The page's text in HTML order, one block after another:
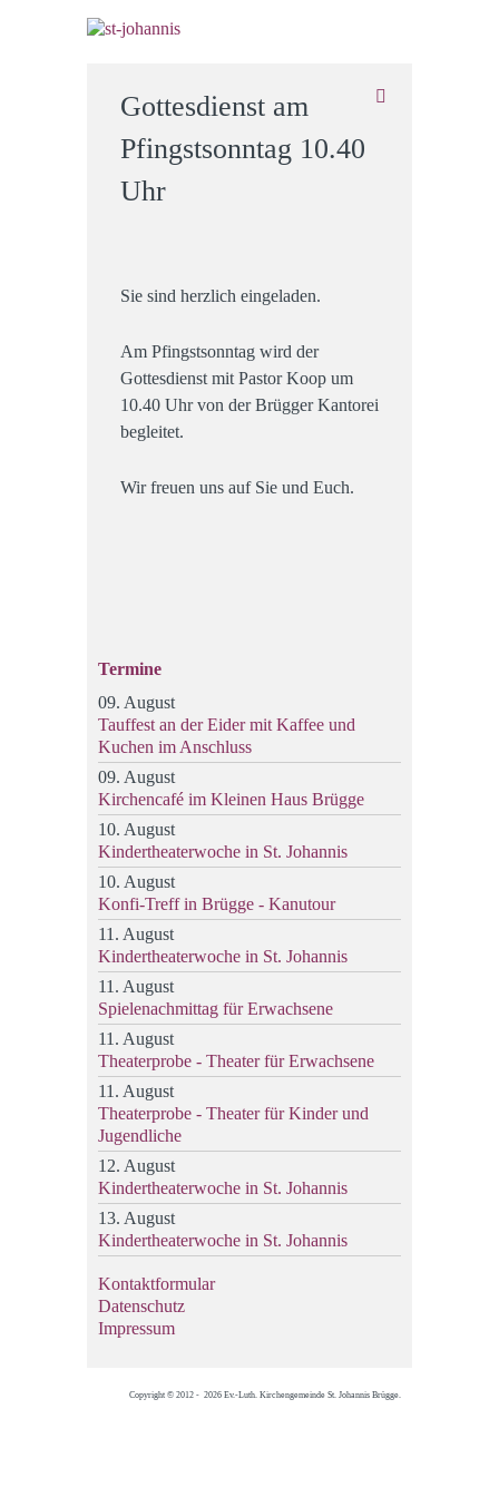
Gottesdienst am
Pfingstsonntag 10.40
Uhr
Sie sind herzlich eingeladen.
Am Pfingstsonntag wird der
Gottesdienst mit Pastor Koop um
10.40 Uhr von der Brügger Kantorei
begleitet.
Wir freuen uns auf Sie und Euch.
Termine
09. August
Tauffest an der Eider mit Kaffee und
Kuchen im Anschluss
09. August
Kirchencafé im Kleinen Haus Brügge
10. August
Kindertheaterwoche in St. Johannis
10. August
Konfi-Treff in Brügge - Kanutour
11. August
Kindertheaterwoche in St. Johannis
11. August
Spielenachmittag für Erwachsene
11. August
Theaterprobe - Theater für Erwachsene
11. August
Theaterprobe - Theater für Kinder und
Jugendliche
12. August
Kindertheaterwoche in St. Johannis
13. August
Kindertheaterwoche in St. Johannis
Kontaktformular
Datenschutz
Impressum
Copyright © 2012 - 2026 Ev.-Luth. Kirchengemeinde St. Johannis Brügge.